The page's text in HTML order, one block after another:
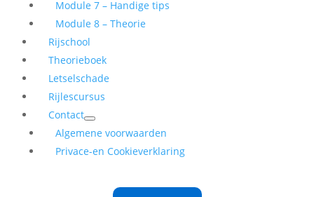
Module 7 – Handige tips
Module 8 – Theorie
Rijschool
Theorieboek
Letselschade
Rijlescursus
Contact
Algemene voorwaarden
Privace-en Cookieverklaring